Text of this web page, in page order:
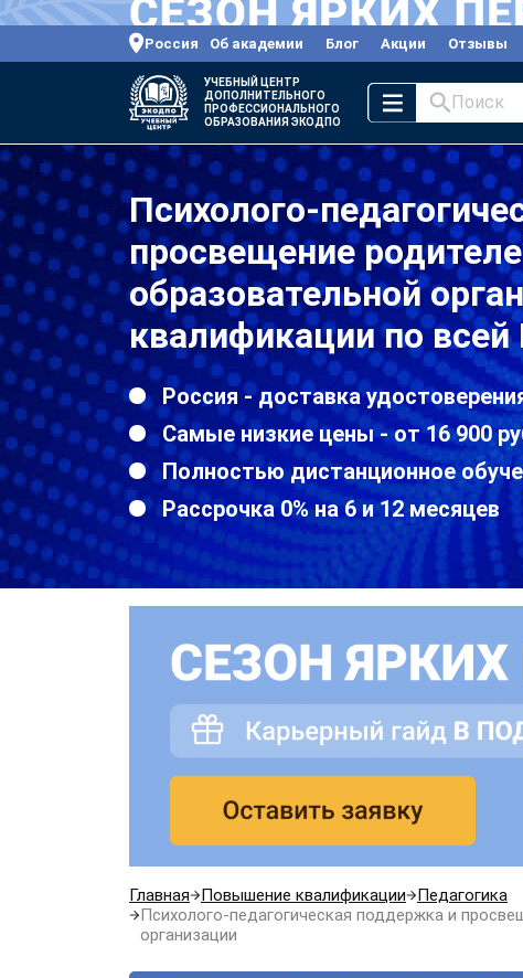
Россия Об академии Блог Акции Отзывы
УЧЕБНЫЙ ЦЕНТР
ДОПОЛНИТЕЛЬНОГО
ПРОФЕССИОНАЛЬНОГО
ОБРАЗОВАНИЯ ЭКОДПО
Поиск
Психолого-
просвещение
образовательной
квалификации по всей
Россия - доставка
Самые низкие цены - от 16 900
Полностью дистанционное
Рассрочка 0% на 6 и 12 месяцев
Главная Повышение квалификации
Педагогика
Психолого-педагогическая поддержка и
организации